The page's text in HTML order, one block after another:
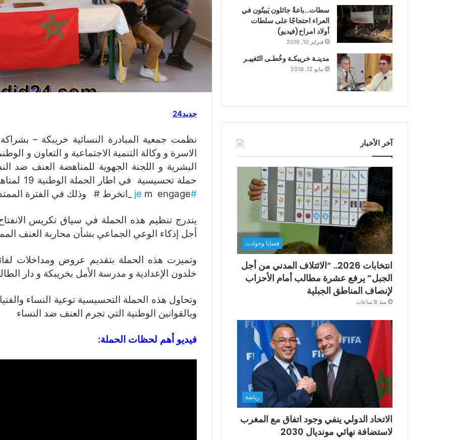
جديد24
نظمت جمعية المبادرة النسائية خريبكة –
الاسرة و وكالة التنمية الاجتماعية و التعاون و
البشرية و اللجنة الجهوية للمناهضة العنف ضد
حملة تحسيسية في اطار الحملة الوطنية 19 لمناهضة العنف ضد النساء و الفتيات تحت شعار
#jem engage _انخرط # وذلك في الفترة الممتدة من 08 إالى 15 دجنبر 2021.
يندرج تنظيم هذه الحملة في سياق تكريس
أجل إذكاء الوعي الجماعي بشأن محاربة العنف
وتميزت هذه الحملة بتقديم عروض ومداخلات
خلدون الإعدادية و مدرسة الأمل بخريبكة و دار
وتحاول هذه الحملة التحسيسية توعية النساء
وبالقوانين الوطنية التي تجرم العنف ضد النساء
فيديو أهم لحظات الحملة:
سطات…باعةٌ جائلون يَبيتُون في
العراء احتجاجًا على سلطات
أولاد امراح(فيديو)
فبراير 10, 2019
مدينـة خريبكـة وخُطـى التَغييـر
مايو 12, 2019
آخر الأخبار
قضايا وحوادث
انتخابات 2026.. “الائتلاف المدني من أجل
الجبل” يرفع عشرة مطالب أمام الأحزاب
لإنصاف المناطق الجبلية
منذ 8 ساعات
رياضة
الاتحاد الدولي ينفي وجود اتفاق مع المغرب
لاستضافة نهائي مونديال 2030